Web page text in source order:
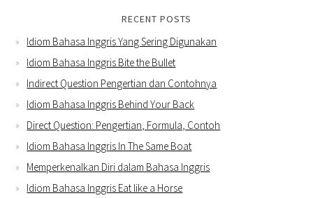
RECENT POSTS
Idiom Bahasa Inggris Yang Sering Digunakan
Idiom Bahasa Inggris Bite the Bullet
Indirect Question Pengertian dan Contohnya
Idiom Bahasa Inggris Behind Your Back
Direct Question: Pengertian, Formula, Contoh
Idiom Bahasa Inggris In The Same Boat
Memperkenalkan Diri dalam Bahasa Inggris
Idiom Bahasa Inggris Eat like a Horse